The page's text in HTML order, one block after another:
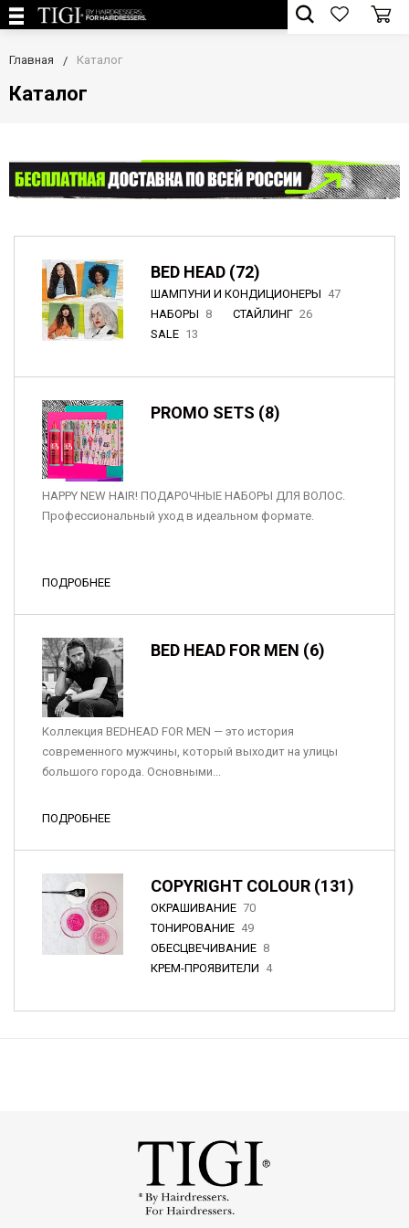
Главная Каталог
Каталог
BED HEAD (72)
ШАМПУНИ И КОНДИЦИОНЕРЫ 47
НАБОРЫ 8 СТАЙЛИНГ 26
SALE 13
PROMO SETS (8)
HAPPY NEW HAIR! ПОДАРОЧНЫЕ НАБОРЫ ДЛЯ ВОЛОС.
Профессиональный уход в идеальном формате.
ПОДРОБНЕЕ
BED HEAD FOR MEN (6)
Коллекция BEDHEAD FOR MEN — это история
современного мужчины, который выходит на улицы
большого города. Основными...
ПОДРОБНЕЕ
COPYRIGHT COLOUR (131)
ОКРАШИВАНИЕ 70
ТОНИРОВАНИЕ 49
ОБЕСЦВЕЧИВАНИЕ 8
КРЕМ-ПРОЯВИТЕЛИ 4